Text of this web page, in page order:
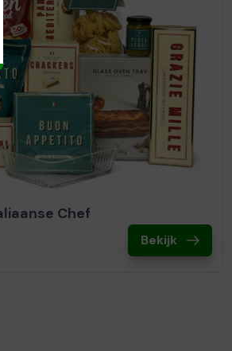
Chef
Bekijk